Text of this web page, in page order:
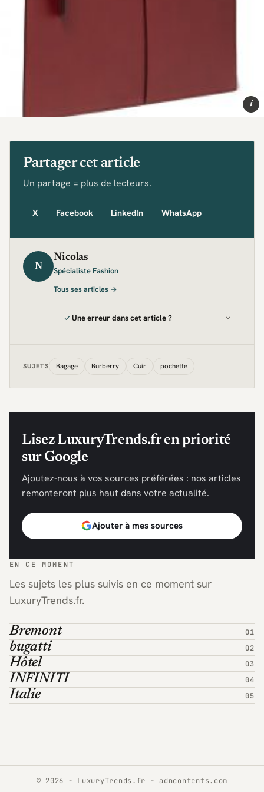
i
Partager cet article
Un partage = plus de lecteurs.
X Facebook LinkedIn WhatsApp
N
Nicolas
Spécialiste Fashion
Tous ses articles →
Une erreur dans cet article ?
SUJETS Bagage Burberry Cuir pochette
Lisez LuxuryTrends.fr en priorité
sur Google
Ajoutez-nous à vos sources préférées : nos articles
remonteront plus haut dans votre actualité.
Ajouter à mes sources
EN CE MOMENT
Les sujets les plus suivis en ce moment sur
LuxuryTrends.fr.
Bremont
bugatti
Hôtel
INFINITI
Italie
© 2026 - LuxuryTrends.fr - adncontents.com